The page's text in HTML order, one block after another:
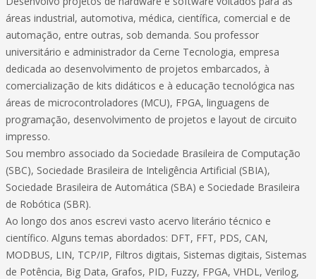
áreas industrial, automotiva, médica, científica, comercial e de
automação, entre outras, sob demanda. Sou professor
universitário e administrador da Cerne Tecnologia, empresa
dedicada ao desenvolvimento de projetos embarcados, à
comercialização de kits didáticos e à educação tecnológica nas
áreas de microcontroladores (MCU), FPGA, linguagens de
programação, desenvolvimento de projetos e layout de circuito
impresso.
Sou membro associado da Sociedade Brasileira de Computação
(SBC), Sociedade Brasileira de Inteligência Artificial (SBIA),
Sociedade Brasileira de Automática (SBA) e Sociedade Brasileira
de Robótica (SBR).
Ao longo dos anos escrevi vasto acervo literário técnico e
científico. Alguns temas abordados: DFT, FFT, PDS, CAN,
MODBUS, LIN, TCP/IP, Filtros digitais, Sistemas digitais, Sistemas
de Potência, Big Data, Grafos, PID, Fuzzy, FPGA, VHDL, Verilog,